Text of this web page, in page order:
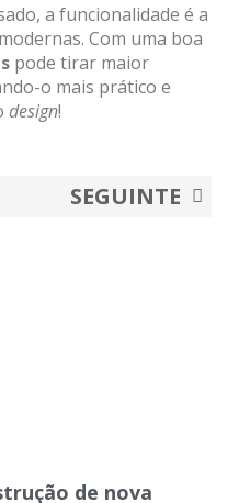
a funcionalidade é a
Com uma boa
pode tirar maior
o mais prático e
design!
SEGUINTE
de nova